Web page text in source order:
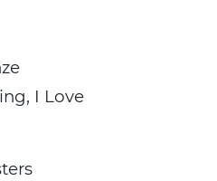
I Love